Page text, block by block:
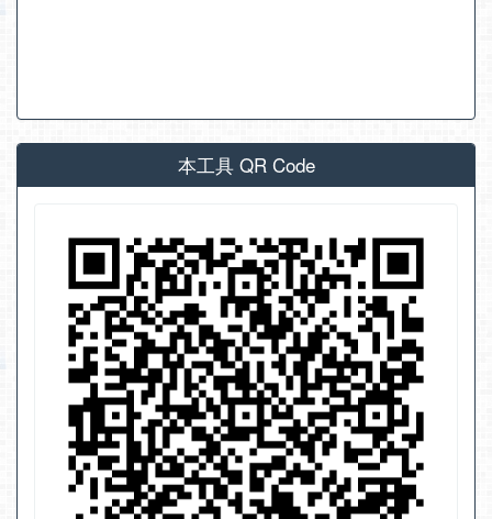
本工具 QR Code